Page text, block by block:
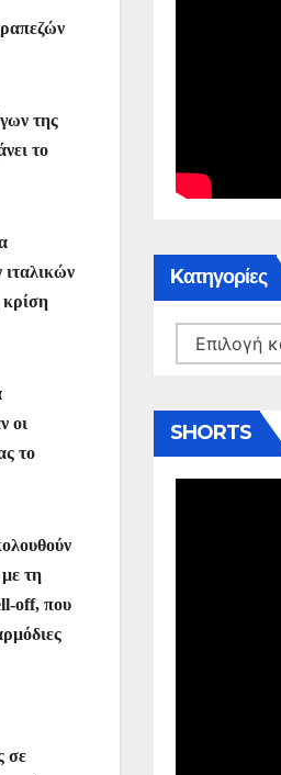
της
το
κρίση
οι
το
τη
off, που
σε
Kατηγορίες
Kατηγορίες
SHORTS